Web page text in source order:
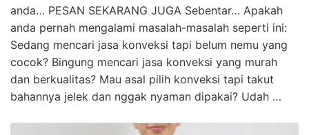
anda… PESAN SEKARANG JUGA Sebentar… Apakah
anda pernah mengalami masalah-masalah seperti ini:
Sedang mencari jasa konveksi tapi belum nemu yang
cocok? Bingung mencari jasa konveksi yang murah
dan berkualitas? Mau asal pilih konveksi tapi takut
bahannya jelek dan nggak nyaman dipakai? Udah …